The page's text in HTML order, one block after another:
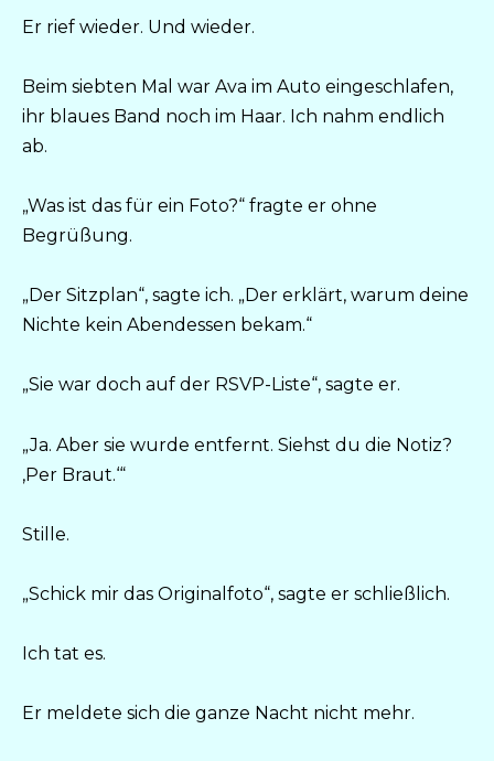
Er rief wieder. Und wieder.
Beim siebten Mal war Ava im Auto eingeschlafen,
ihr blaues Band noch im Haar. Ich nahm endlich
ab.
„Was ist das für ein Foto?“ fragte er ohne
Begrüßung.
„Der Sitzplan“, sagte ich. „Der erklärt, warum deine
Nichte kein Abendessen bekam.“
„Sie war doch auf der RSVP-Liste“, sagte er.
„Ja. Aber sie wurde entfernt. Siehst du die Notiz?
‚Per Braut.‘“
Stille.
„Schick mir das Originalfoto“, sagte er schließlich.
Ich tat es.
Er meldete sich die ganze Nacht nicht mehr.